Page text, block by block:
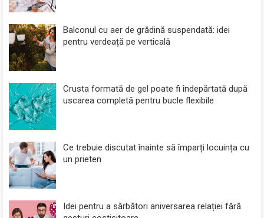
Balconul cu aer de grădină suspendată: idei
pentru verdeață pe verticală
Crusta formată de gel poate fi îndepărtată după
uscarea completă pentru bucle flexibile
Ce trebuie discutat înainte să împarți locuința cu
un prieten
Idei pentru a sărbători aniversarea relației fără